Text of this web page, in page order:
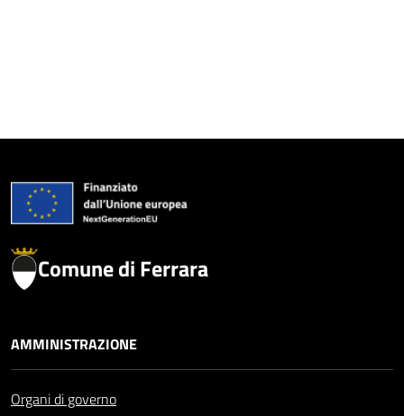
Comune di Ferrara
AMMINISTRAZIONE
Organi di governo